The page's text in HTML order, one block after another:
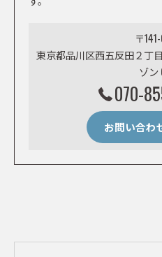
〒
東京都品川区西五反田２丁
ゾン
070-
お問い合わ